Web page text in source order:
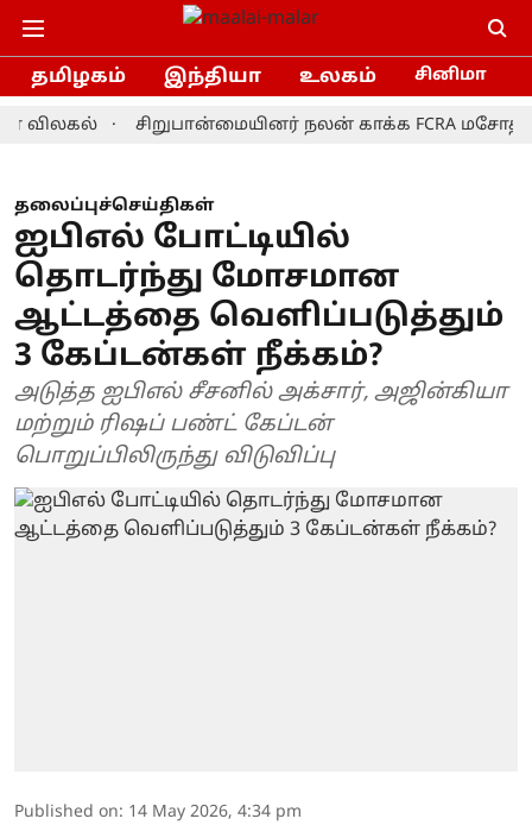
தமிழகம் இந்தியா உலகம் சினிமா
சிறுபான்மையினர் நலன் காக்க FCRA மசோதாவை
தலைப்புச்செய்திகள்
ஐபிஎல் போட்டியில்
தொடர்ந்து மோசமான
ஆட்டத்தை வெளிப்படுத்தும்
3 கேப்டன்கள் நீக்கம்?
அடுத்த ஐபிஎல் சீசனில் அக்‌சார், அஜின்கியா
மற்றும் ரிஷப் பண்ட் கேப்டன்
பொறுப்பிலிருந்து விடுவிப்பு
Published on: 14 May 2026, 4:34 pm